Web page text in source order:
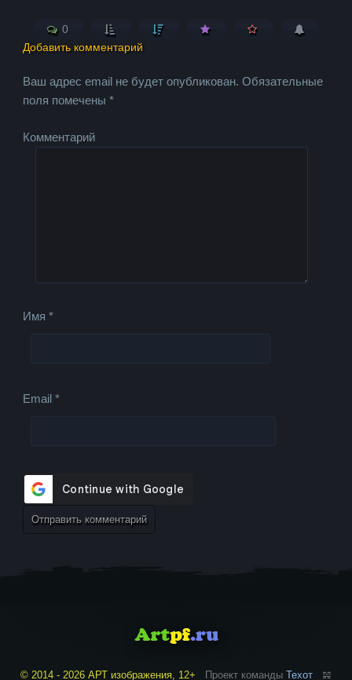
0
Добавить комментарий
Ваш адрес email не будет опубликован. Обязательные
поля помечены*
Комментарий
Имя*
Email*
© 2014 - 2026 АРТ изображения, 12+ Проект команды Техот 𝌴